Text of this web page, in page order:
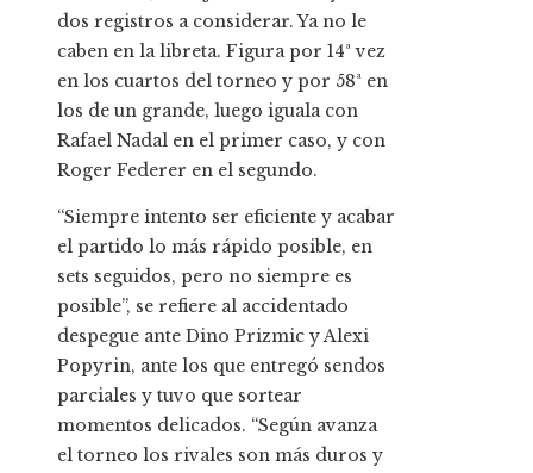
dos registros a considerar. Ya no le
caben en la libreta. Figura por 14ª vez
en los cuartos del torneo y por 58ª en
los de un grande, luego iguala con
Rafael Nadal en el primer caso, y con
Roger Federer en el segundo.
“Siempre intento ser eficiente y acabar
el partido lo más rápido posible, en
sets seguidos, pero no siempre es
posible”, se refiere al accidentado
despegue ante Dino Prizmic y Alexi
Popyrin, ante los que entregó sendos
parciales y tuvo que sortear
momentos delicados. “Según avanza
el torneo los rivales son más duros y